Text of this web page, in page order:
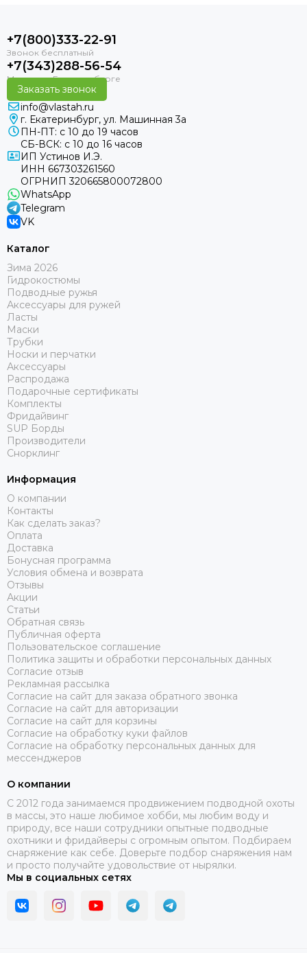
+7(800)333-22-91
+7(343)288-56-54
Заказать звонок
info@vlastah.ru
г. Екатеринбург, ул. Машинная 3а
ПН-ПТ: с 10 до 19 часов
СБ-ВСК: с 10 до 16 часов
ИП Устинов И.Э.
ИНН 667303261560
ОГРНИП 320665800072800
WhatsApp
Telegram
VK
Каталог
Зима 2026
Гидрокостюмы
Подводные ружья
Аксессуары для ружей
Ласты
Маски
Трубки
Носки и перчатки
Аксессуары
Распродажа
Подарочные сертификаты
Комплекты
Фридайвинг
SUP Борды
Производители
Снорклинг
Информация
О компании
Контакты
Как сделать заказ?
Оплата
Доставка
Бонусная программа
Условия обмена и возврата
Отзывы
Акции
Статьи
Обратная связь
Публичная оферта
Пользовательское соглашение
Политика защиты и обработки персональных данных
Согласие отзыв
Рекламная рассылка
Согласие на сайт для заказа обратного звонка
Согласие на сайт для авторизации
Согласие на сайт для корзины
Согласие на обработку куки файлов
Согласие на обработку персональных данных для
мессенджеров
О компании
C 2012 года занимаемся продвижением подводной охоты
в массы, это наше любимое хобби, мы любим воду и
природу, все наши сотрудники опытные подводные
охотники и фридайверы с огромным опытом. Подбираем
снаряжение как себе. Доверьте подбор снаряжения нам
и просто получайте удовольствие от нырялки.
Мы в социальных сетях